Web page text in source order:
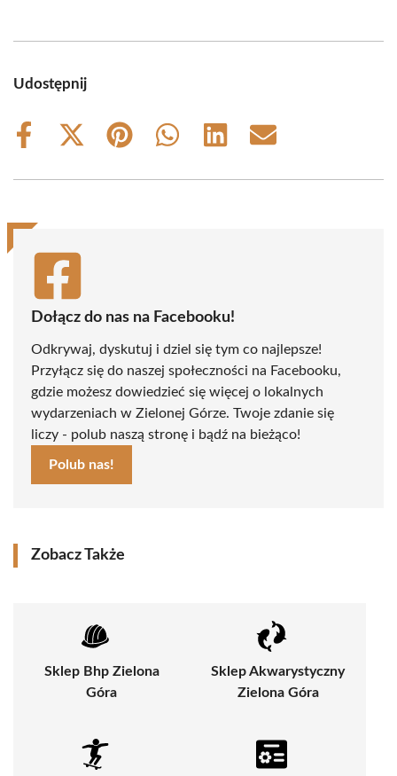
Udostępnij
Share
Share
(Twitter)
Share
Share
Share
Share
Dołącz do nas na Facebooku!
Odkrywaj, dyskutuj i dziel się tym co najlepsze!
Przyłącz się do naszej społeczności na Facebooku,
gdzie możesz dowiedzieć się więcej o lokalnych
wydarzeniach w Zielonej Górze. Twoje zdanie się
liczy - polub naszą stronę i bądź na bieżąco!
Polub nas!
Zobacz Także
Sklep Bhp Zielona
Góra
Sklep Akwarystyczny
Zielona Góra